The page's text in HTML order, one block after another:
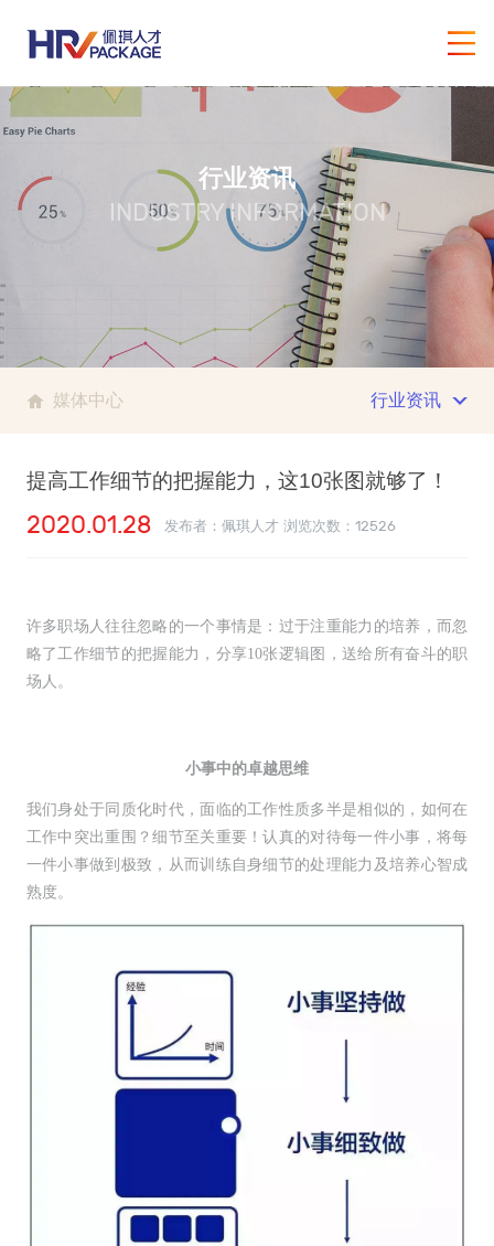
行业资讯
INDUSTRY INFORMATION
媒体中心 行业资讯
提高工作细节的把握能力，这10张图就够了！
2020.01.28 发布者：佩琪人才 浏览次数： 12526
许多职场人往往忽略的一个事情是：过于注重能力的培养，而忽
略了工作细节的把握能力，分享10张逻辑图，送给所有奋斗的职
场人。
小事中的卓越思维
我们身处于同质化时代，面临的工作性质多半是相似的，如何在
工作中突出重围？细节至关重要！认真的对待每一件小事，将每
一件小事做到极致，从而训练自身细节的处理能力及培养心智成
熟度。